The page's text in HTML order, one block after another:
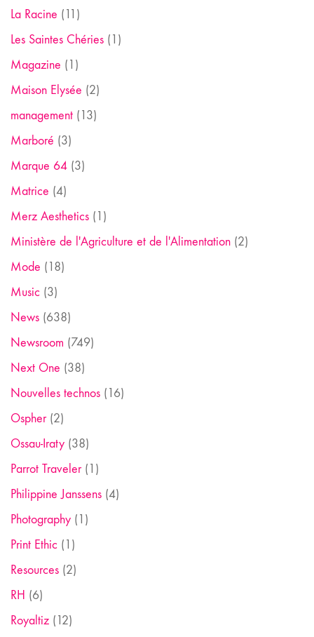
La Racine (11)
Les Saintes Chéries (1)
Magazine (1)
Maison Elysée (2)
management (13)
Marboré (3)
Marque 64 (3)
Matrice (4)
Merz Aesthetics (1)
Ministère de l'Agriculture et de l'Alimentation (2)
Mode (18)
Music (3)
News (638)
Newsroom (749)
Next One (38)
Nouvelles technos (16)
Ospher(2)
Ossau-Iraty (38)
Parrot Traveler(1)
Philippine Janssens (4)
Photography (1)
Print Ethic (1)
Resources (2)
RH (6)
Royaltiz (12)